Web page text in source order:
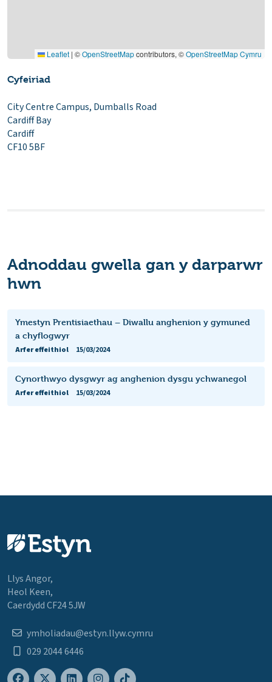
Leaflet | ©OpenStreetMapcontributors, ©OpenStreetMap Cymru
Cyfeiriad
City Centre Campus, Dumballs Road
Cardiff Bay
Cardiff
CF10 5BF
Adnoddau gwella gan y darparwr
hwn
Ymestyn Prentisiaethau – Diwallu anghenion y gymuned
a chyflogwyr
Arfer effeithiol
15/03/2024
Cynorthwyo dysgwyr ag anghenion dysgu ychwanegol
Arfer effeithiol
15/03/2024
Llys Angor,
Heol Keen,
Caerdydd CF24 5JW
ymholiadau@estyn.llyw.cymru
029 2044 6446